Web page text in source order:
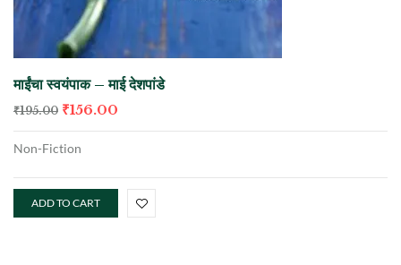
माईंचा स्वयंपाक – माई देशपांडे
₹195.00 ₹156.00
Non-Fiction
ADD TO CART